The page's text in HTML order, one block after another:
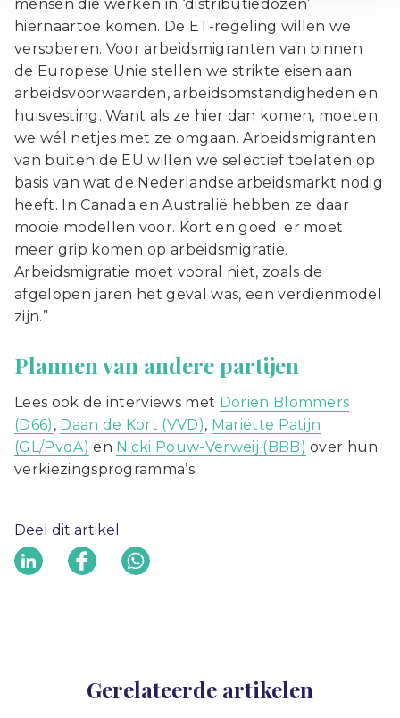
mensen die werken in ‘distributiedozen’
hiernaartoe komen. De ET-regeling willen we
versoberen. Voor arbeidsmigranten van binnen
de Europese Unie stellen we strikte eisen aan
arbeidsvoorwaarden, arbeidsomstandigheden en
huisvesting. Want als ze hier dan komen, moeten
we wél netjes met ze omgaan. Arbeidsmigranten
van buiten de EU willen we selectief toelaten op
basis van wat de Nederlandse arbeidsmarkt nodig
heeft. In Canada en Australië hebben ze daar
mooie modellen voor. Kort en goed: er moet
meer grip komen op arbeidsmigratie.
Arbeidsmigratie moet vooral niet, zoals de
afgelopen jaren het geval was, een verdienmodel
zijn.”
Plannen van andere partijen
Lees ook de interviews met Dorien Blommers
(D66) , Daan de Kort (VVD), Mariëtte Patijn
(GL/PvdA) en Nicki Pouw-Verweij (BBB) over hun
verkiezingsprogramma’s.
Deel dit artikel
Gerelateerde artikelen